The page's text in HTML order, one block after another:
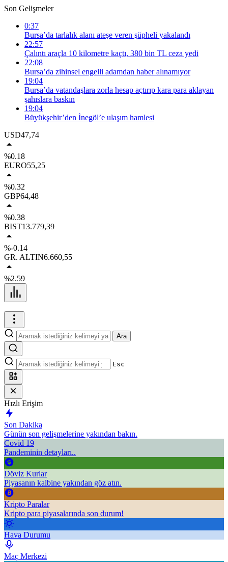
Son Gelişmeler
0:37
Bursa’da tarlalık alanı ateşe veren şüpheli yakalandı
22:57
Çalıntı araçla 10 kilometre kaçtı, 380 bin TL ceza yedi
22:08
Bursa’da zihinsel engelli adamdan haber alınamıyor
19:04
Bursa’da vatandaşlara zorla hesap açtırıp kara para aklayan
şahıslara baskın
19:04
Büyükşehir’den İnegöl’e ulaşım hamlesi
USD47,74
%0.18
EURO55,25
%0.32
GBP64,48
%0.38
BIST13.779,39
%-0.14
GR. ALTIN6.660,55
%2.59
Ara
Esc
Hızlı Erişim
Son Dakika
Günün son gelişmelerine yakından bakın.
Covid 19
Pandeminin detayları..
Döviz Kurlar
Piyasanın kalbine yakından göz atın.
Kripto Paralar
Kripto para piyasalarında son durum!
Hava Durumu
Maç Merkezi